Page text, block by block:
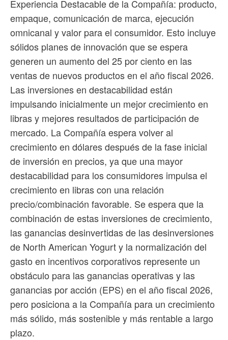
Experiencia Destacable de la Compañía: producto,
empaque, comunicación de marca, ejecución
omnicanal y valor para el consumidor. Esto incluye
sólidos planes de innovación que se espera
generen un aumento del 25 por ciento en las
ventas de nuevos productos en el año fiscal 2026.
Las inversiones en destacabilidad están
impulsando inicialmente un mejor crecimiento en
libras y mejores resultados de participación de
mercado. La Compañía espera volver al
crecimiento en dólares después de la fase inicial
de inversión en precios, ya que una mayor
destacabilidad para los consumidores impulsa el
crecimiento en libras con una relación
precio/combinación favorable. Se espera que la
combinación de estas inversiones de crecimiento,
las ganancias desinvertidas de las desinversiones
de North American Yogurt y la normalización del
gasto en incentivos corporativos represente un
obstáculo para las ganancias operativas y las
ganancias por acción (EPS) en el año fiscal 2026,
pero posiciona a la Compañía para un crecimiento
más sólido, más sostenible y más rentable a largo
plazo.